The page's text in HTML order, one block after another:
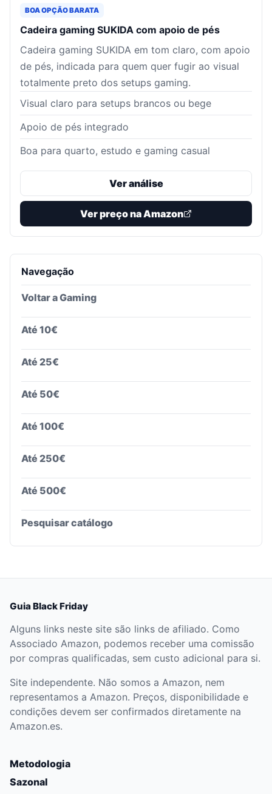
BOA OPÇÃO BARATA
Cadeira gaming SUKIDA com apoio de pés
Cadeira gaming SUKIDA em tom claro, com apoio
de pés, indicada para quem quer fugir ao visual
totalmente preto dos setups gaming.
Visual claro para setups brancos ou bege
Apoio de pés integrado
Boa para quarto, estudo e gaming casual
Ver análise
Ver preço na Amazon
Navegação
Voltar aGaming
Até 10€
Até 25€
Até 50€
Até 100€
Até 250€
Até 500€
Pesquisar catálogo
Guia Black Friday
Alguns links neste site são links de afiliado. Como
Associado Amazon, podemos receber uma comissão
por compras qualificadas, sem custo adicional para si.
Site independente. Não somos a Amazon, nem
representamos a Amazon. Preços, disponibilidade e
condições devem ser confirmados diretamente na
Amazon.es.
Metodologia
Sazonal